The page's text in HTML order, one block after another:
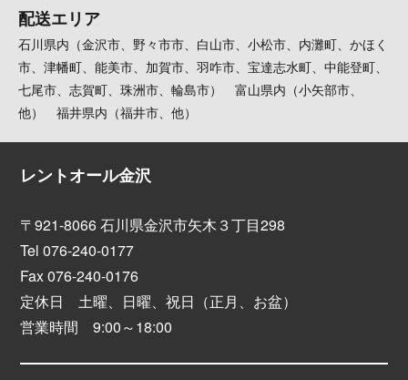
配送エリア
石川県内（金沢市、野々市市、白山市、小松市、内灘町、かほく
市、津幡町、能美市、加賀市、羽咋市、宝達志水町、中能登町、
七尾市、志賀町、珠洲市、輪島市） 富山県内（小矢部市、
他） 福井県内（福井市、他）
レントオール金沢
〒921-8066 石川県金沢市矢木３丁目298
Tel 076-240-0177
Fax 076-240-0176
定休日 土曜、日曜、祝日（正月、お盆）
営業時間 9:00～18:00